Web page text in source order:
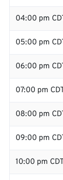
04:00 pm
05:00 pm
06:00 pm
07:00 pm
08:00 pm
09:00 pm
10:00 pm